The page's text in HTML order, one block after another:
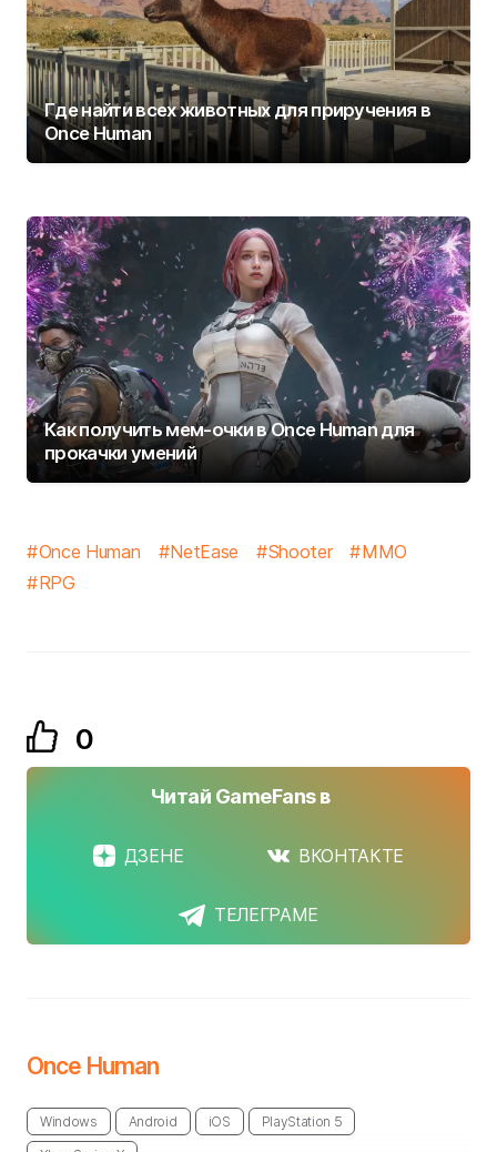
Где найти всех животных для приручения в
Once Human
Как получить мем-очки в Once Human для
прокачки умений
Once Human NetEase Shooter
MMO
RPG
0
Читай GameFans в
ДЗЕНЕ ВКОНТАКТЕ
ТЕЛЕГРАМЕ
Once Human
Windows Android iOS PlayStation 5